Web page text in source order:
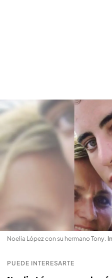
Noelia López con su hermano Tony.
PUEDE INTERESARTE